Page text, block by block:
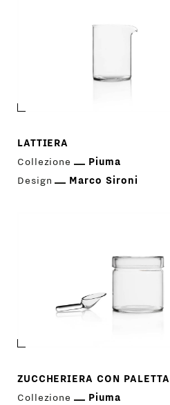
LATTIERA
Collezione
Piuma
Design
Marco Sironi
ZUCCHERIERA CON PALETTA
Collezione
Piuma